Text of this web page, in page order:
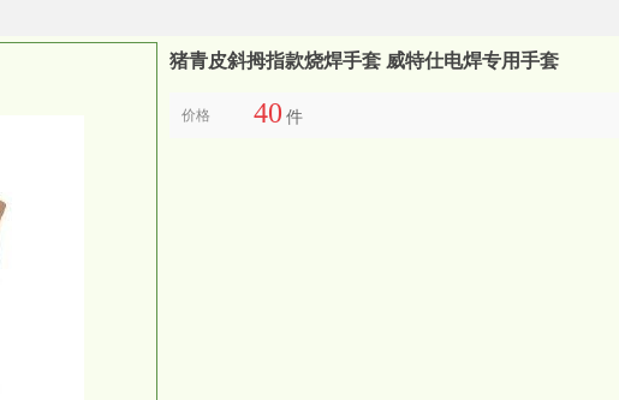
猪青皮斜拇指款烧焊手套 威特仕电焊专用手套
价格 40 件